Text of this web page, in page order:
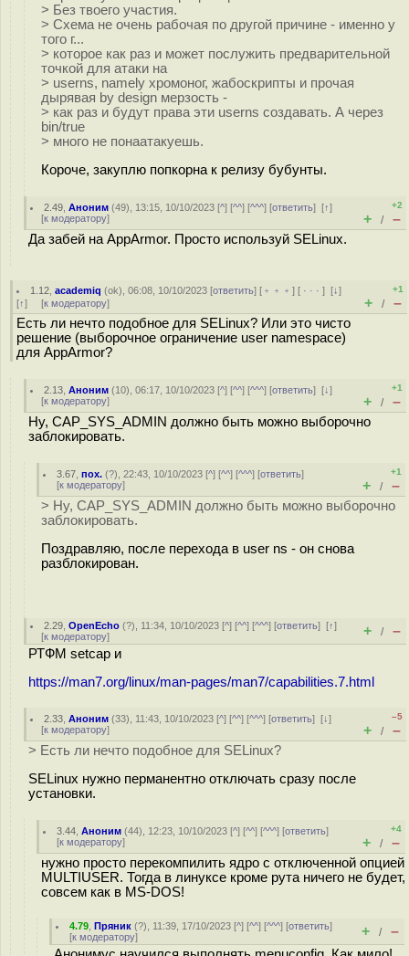
> Без твоего участия.
> Схема не очень рабочая по другой причине - именно у
того г...
> которое как раз и может послужить предварительной
точкой для атаки на
> userns, namely хромоног, жабоскрипты и прочая
дырявая by design мерзость -
> как раз и будут права эти userns создавать. А через
bin/true
> много не понаатакуешь.
Короче, закуплю попкорна к релизу бубунты.
2.49 ,Аноним (49), 13:15, 10/10/2023 [^] [^^] [^^^] [ответить][↑]
[к модератору]
+2
+ / –
Да забей на AppArmor. Просто используй SELinux.
1.12 ,academiq (ok), 06:08, 10/10/2023 [ответить] [ ﹢﹢﹢] [ · · ·][↓]
[↑] [к модератору]
+1
+ / –
Есть ли нечто подобное для SELinux? Или это чисто
решение (выборочное ограничение user namespace)
для AppArmor?
2.13 ,Аноним (10), 06:17, 10/10/2023 [^] [^^] [^^^] [ответить][↓]
[к модератору]
+1
+ / –
Ну, CAP_SYS_ADMIN должно быть можно выборочно
заблокировать.
3.67 ,пох. (?), 22:43, 10/10/2023 [^] [^^] [^^^] [ответить]
[к модератору]
+1
+ / –
> Ну, CAP_SYS_ADMIN должно быть можно выборочно
заблокировать.
Поздравляю, после перехода в user ns - он снова
разблокирован.
2.29 ,OpenEcho (?), 11:34, 10/10/2023 [^] [^^] [^^^] [ответить][↑]
[к модератору] + / –
РТФМ setcap и
https://man7.org/linux/man-pages/man7/capabilities.7.html
2.33 ,Аноним (33), 11:43, 10/10/2023 [^] [^^] [^^^] [ответить][↓]
[к модератору]
–5
+ / –
> Есть ли нечто подобное для SELinux?
SELinux нужно перманентно отключать сразу после
установки.
3.44 ,Аноним (44), 12:23, 10/10/2023 [^] [^^] [^^^] [ответить]
[к модератору]
+4
+ / –
нужно просто перекомпилить ядро с отключенной опцией
MULTIUSER. Тогда в линуксе кроме рута ничего не будет,
совсем как в MS-DOS!
4.79 ,Пряник (?), 11:39, 17/10/2023 [^] [^^] [^^^] [ответить]
[к модератору] + / –